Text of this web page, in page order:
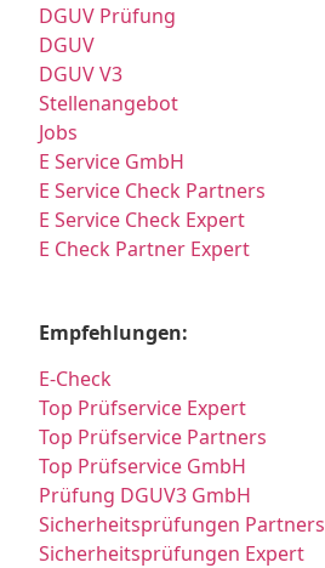
DGUV Prüfung
DGUV
DGUV V3
Stellenangebot
Jobs
E Service GmbH
E Service Check Partners
E Service Check Expert
E Check Partner Expert
Empfehlungen:
E-Check
Top Prüfservice Expert
Top Prüfservice Partners
Top Prüfservice GmbH
Prüfung DGUV3 GmbH
Sicherheitsprüfungen Partners
Sicherheitsprüfungen Expert